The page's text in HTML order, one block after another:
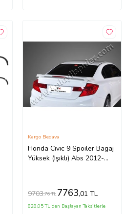
Honda Civic 9 Spoiler Bagaj
Yüksek (Işıklı) Abs 2012-
Kargo Bedava
9703,76 TL 7763,01 TL
828,05 TL'den Başlayan Taksitlerle